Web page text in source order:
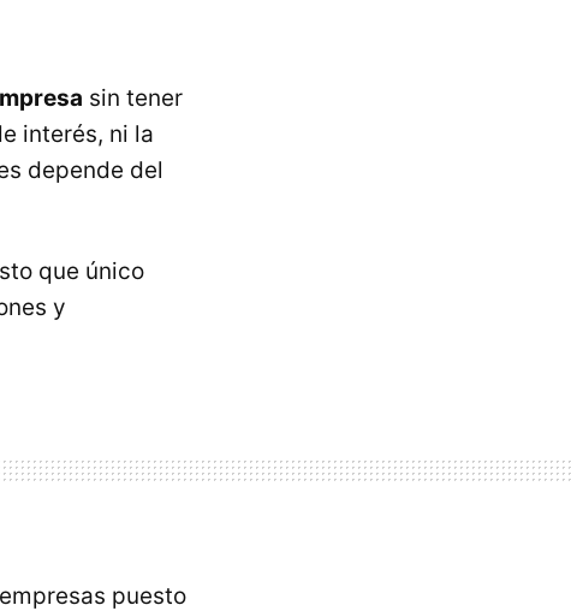
sin tener
interés, ni la
depende del
que único
y
puesto